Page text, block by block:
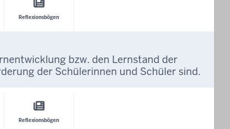
Reflexionsbögen
bzw. den Lernstand der
der Schülerinnen und Schüler sind.
Reflexionsbögen